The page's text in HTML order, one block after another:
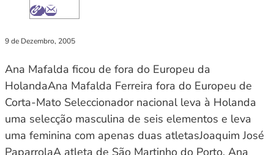
9 de Dezembro, 2005
Ana Mafalda ficou de fora do Europeu da
HolandaAna Mafalda Ferreira fora do Europeu de
Corta-Mato Seleccionador nacional leva à Holanda
uma selecção masculina de seis elementos e leva
uma feminina com apenas duas atletasJoaquim José